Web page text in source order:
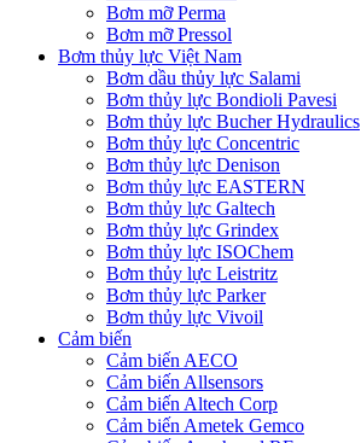
Bơm mỡ Perma
Bơm mỡ Pressol
Bơm thủy lực Việt Nam
Bơm dầu thủy lực Salami
Bơm thủy lực Bondioli Pavesi
Bơm thủy lực Bucher Hydraulics
Bơm thủy lực Concentric
Bơm thủy lực Denison
Bơm thủy lực EASTERN
Bơm thủy lực Galtech
Bơm thủy lực Grindex
Bơm thủy lực ISOChem
Bơm thủy lực Leistritz
Bơm thủy lực Parker
Bơm thủy lực Vivoil
Cảm biến
Cảm biến AECO
Cảm biến Allsensors
Cảm biến Altech Corp
Cảm biến Ametek Gemco